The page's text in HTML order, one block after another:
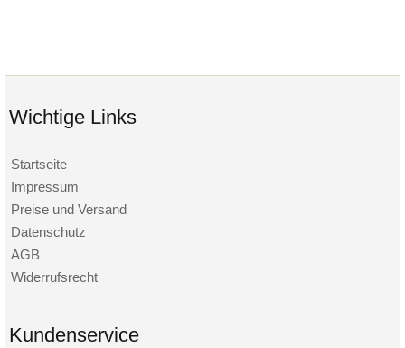
Wichtige Links
Startseite
Impressum
Preise und Versand
Datenschutz
AGB
Widerrufsrecht
Kundenservice